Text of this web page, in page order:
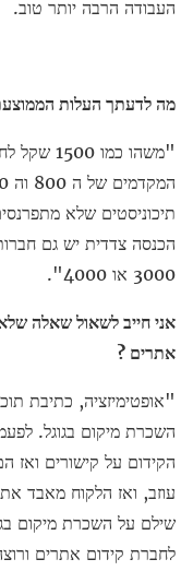
העבודה הרבה יותר טוב.
מה לדעתך העלות
"משהו
תיכוניסטים שלא
3000 או 4000".
אני חייב לשאול שאלה
אתרים ?
"אופטימיזציה, כתיבת
השכרת מיקום בגוגל.
הקידום על קישורים ואז
עוזב, ואז הלקוח מאבד
שילם על השכרת מיקום
לחברת קידום אתרים